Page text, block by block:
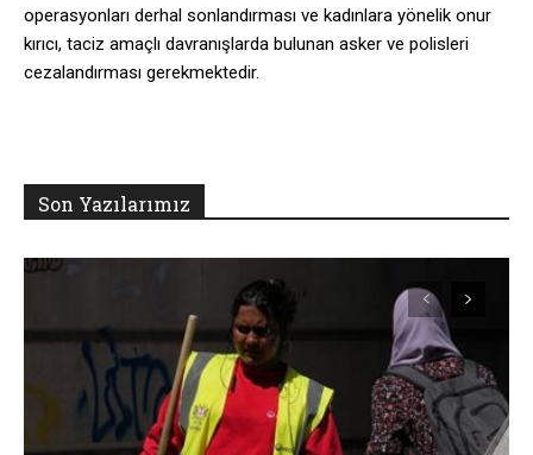
operasyonları derhal sonlandırması ve kadınlara yönelik onur
kırıcı, taciz amaçlı davranışlarda bulunan asker ve polisleri
cezalandırması gerekmektedir.
Son Yazılarımız